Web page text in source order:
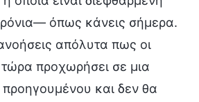
όπως κάνεις σήμερα.
απόλυτα πως οι
προχωρήσει σε μια
και δεν θα